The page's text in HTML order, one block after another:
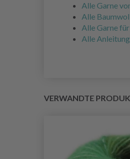
Alle Garne
Alle
Alle Garne
Alle
VERWANDTE